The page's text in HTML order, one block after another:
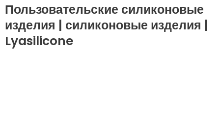
Пользовательские силиконовые
изделия | силиконовые изделия |
Lyasilicone